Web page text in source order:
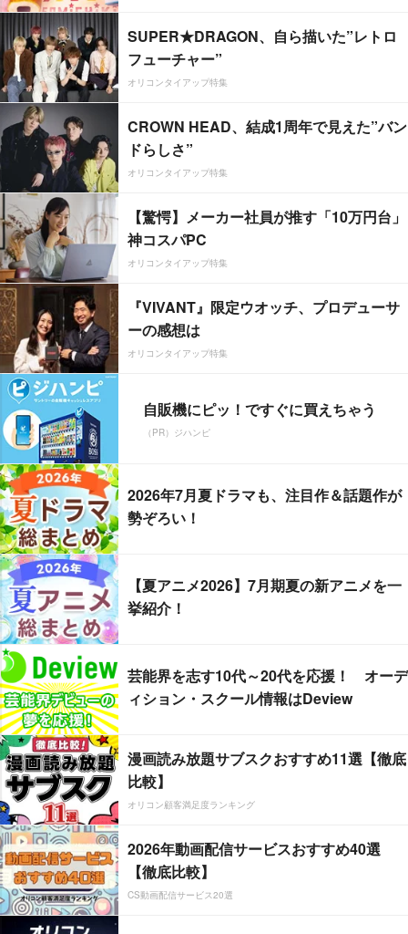
SUPER★DRAGON、自ら描いた”レトロ
フューチャー”
オリコンタイアップ特集
CROWN HEAD、結成1周年で見えた”バン
ドらしさ”
オリコンタイアップ特集
【驚愕】メーカー社員が推す「10万円台」
神コスパPC
オリコンタイアップ特集
『VIVANT』限定ウオッチ、プロデューサ
ーの感想は
オリコンタイアップ特集
自販機にピッ！ですぐに買えちゃう
（PR）ジハンピ
2026年7月夏ドラマも、注目作＆話題作が
勢ぞろい！
【夏アニメ2026】7月期夏の新アニメを一
挙紹介！
芸能界を志す10代～20代を応援！ オーデ
ィション・スクール情報はDeview
漫画読み放題サブスクおすすめ11選【徹底
比較】
オリコン顧客満足度ランキング
2026年動画配信サービスおすすめ40選
【徹底比較】
CS動画配信サービス20選